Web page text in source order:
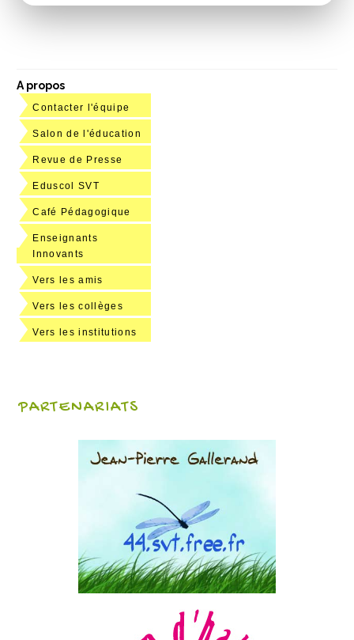
A propos
Contacter l'équipe
Salon de l'éducation
Revue de Presse
Eduscol SVT
Café Pédagogique
Enseignants
Innovants
Vers les amis
Vers les collèges
Vers les institutions
PARTENARIATS